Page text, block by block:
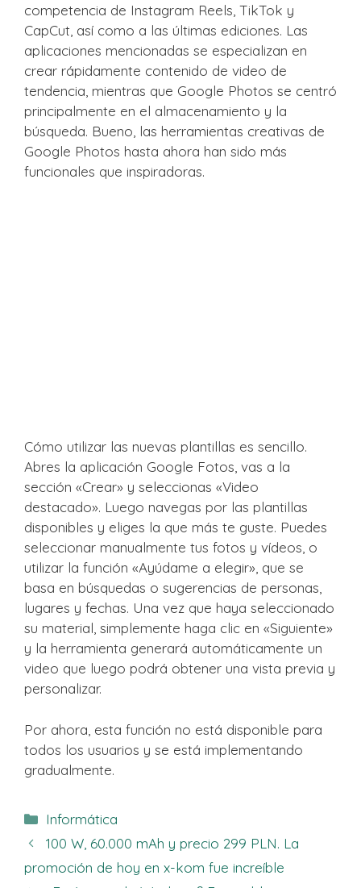
competencia de Instagram Reels, TikTok y
CapCut, así como a las últimas ediciones. Las
aplicaciones mencionadas se especializan en
crear rápidamente contenido de video de
tendencia, mientras que Google Photos se centró
principalmente en el almacenamiento y la
búsqueda. Bueno, las herramientas creativas de
Google Photos hasta ahora han sido más
funcionales que inspiradoras.
Cómo utilizar las nuevas plantillas es sencillo.
Abres la aplicación Google Fotos, vas a la
sección «Crear» y seleccionas «Video
destacado». Luego navegas por las plantillas
disponibles y eliges la que más te guste. Puedes
seleccionar manualmente tus fotos y vídeos, o
utilizar la función «Ayúdame a elegir», que se
basa en búsquedas o sugerencias de personas,
lugares y fechas. Una vez que haya seleccionado
su material, simplemente haga clic en «Siguiente»
y la herramienta generará automáticamente un
video que luego podrá obtener una vista previa y
personalizar.
Por ahora, esta función no está disponible para
todos los usuarios y se está implementando
gradualmente.
Categorías
Informática
100 W, 60.000 mAh y precio 299 PLN. La
promoción de hoy en x-kom fue increíble